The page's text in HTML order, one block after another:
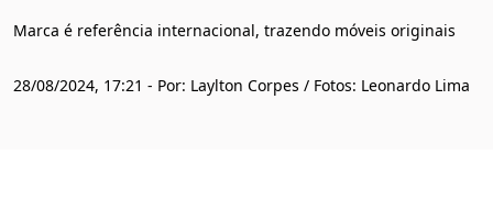
Marca é referência internacional, trazendo móveis originais
28/08/2024, 17:21 - Por: Laylton Corpes / Fotos: Leonardo Lima